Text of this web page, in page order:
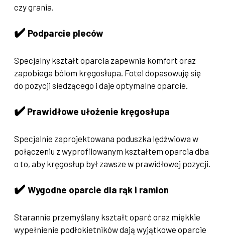
czy grania.
✔️ Podparcie pleców
Specjalny kształt oparcia zapewnia komfort oraz
zapobiega bólom kręgosłupa. Fotel dopasowuję się
do pozycji siedzącego i daje optymalne oparcie.
✔️ Prawidłowe ułożenie kręgosłupa
Specjalnie zaprojektowana poduszka lędźwiowa w
połączeniu z wyprofilowanym kształtem oparcia dba
o to, aby kręgosłup był zawsze w prawidłowej pozycji.
✔️ Wygodne oparcie dla rąk i ramion
Starannie przemyślany kształt oparć oraz miękkie
wypełnienie podłokietników dają wyjątkowe oparcie